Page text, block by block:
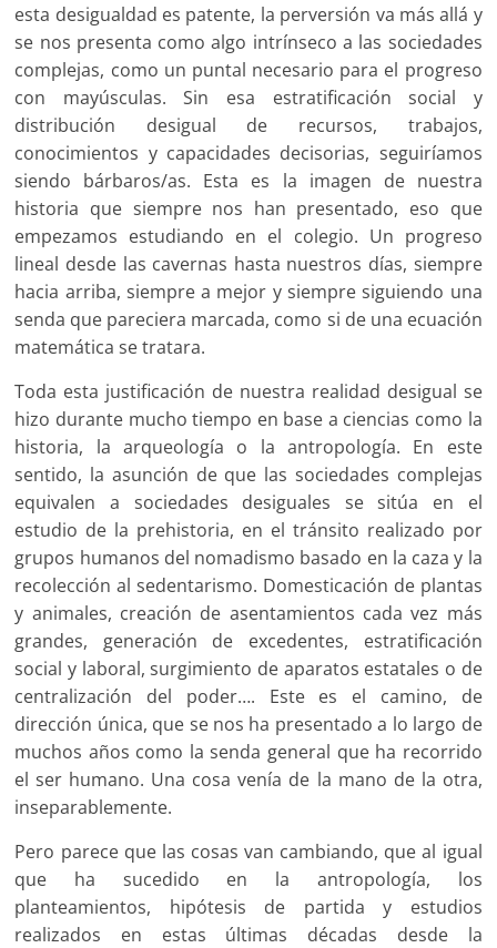
esta desigualdad es patente, la perversión va más allá y
se nos presenta como algo intrínseco a las sociedades
complejas, como un puntal necesario para el progreso
con mayúsculas. Sin esa estratificación social y
distribución desigual de recursos, trabajos,
conocimientos y capacidades decisorias, seguiríamos
siendo bárbaros/as. Esta es la imagen de nuestra
historia que siempre nos han presentado, eso que
empezamos estudiando en el colegio. Un progreso
lineal desde las cavernas hasta nuestros días, siempre
hacia arriba, siempre a mejor y siempre siguiendo una
senda que pareciera marcada, como si de una ecuación
matemática se tratara.
Toda esta justificación de nuestra realidad desigual se
hizo durante mucho tiempo en base a ciencias como la
historia, la arqueología o la antropología. En este
sentido, la asunción de que las sociedades complejas
equivalen a sociedades desiguales se sitúa en el
estudio de la prehistoria, en el tránsito realizado por
grupos humanos del nomadismo basado en la caza y la
recolección al sedentarismo. Domesticación de plantas
y animales, creación de asentamientos cada vez más
grandes, generación de excedentes, estratificación
social y laboral, surgimiento de aparatos estatales o de
centralización del poder…. Este es el camino, de
dirección única, que se nos ha presentado a lo largo de
muchos años como la senda general que ha recorrido
el ser humano. Una cosa venía de la mano de la otra,
inseparablemente.
Pero parece que las cosas van cambiando, que al igual
que ha sucedido en la antropología, los
planteamientos, hipótesis de partida y estudios
realizados en estas últimas décadas desde la